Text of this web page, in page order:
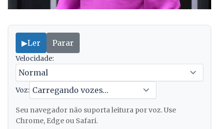
▶Ler Parar
Velocidade:
Voz:
Seu navegador não suporta leitura por voz. Use
Chrome, Edge ou Safari.